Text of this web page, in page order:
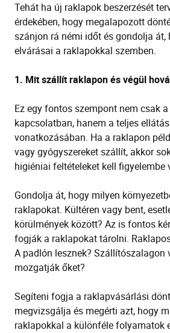
Tehát ha új raklapok beszerzését
érdekében, hogy megalapozott
szánjon rá némi időt és gondolja át,
elvárásai a raklapokkal szemben.
1. Mit szállít raklapon és végül
Ez egy fontos szempont nem csak
kapcsolatban, hanem a teljes
vonatkozásában. Ha a raklapon
vagy gyógyszereket szállít, akkor
higiéniai feltételeket kell figyelembe
Gondolja át, hogy milyen
raklapokat. Kültéren vagy bent,
körülmények között? Az is fontos
fogják a raklapokat tárolni.
A padlón lesznek? Szállítószalagon
mozgatják őket?
Segíteni fogja a raklapvásárlási
megvizsgálja és megérti azt, hogy
raklapokkal a különféle folyamatok